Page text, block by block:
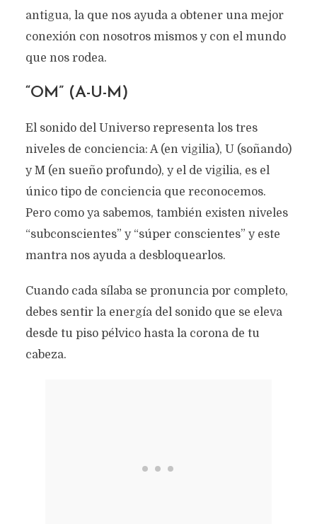
antigua, la que nos ayuda a obtener una mejor
conexión con nosotros mismos y con el mundo
que nos rodea.
“OM” (A-U-M)
El sonido del Universo representa los tres
niveles de conciencia: A (en vigilia), U (soñando)
y M (en sueño profundo), y el de vigilia, es el
único tipo de conciencia que reconocemos.
Pero como ya sabemos, también existen niveles
“subconscientes” y “súper conscientes” y este
mantra nos ayuda a desbloquearlos.
Cuando cada sílaba se pronuncia por completo,
debes sentir la energía del sonido que se eleva
desde tu piso pélvico hasta la corona de tu
cabeza.